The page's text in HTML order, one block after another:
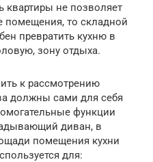
не позволяет
помещения, то складной
превратить кухню в
зону отдыха.
к рассмотрению
должны сами для себя
функции
диван, в
помещения кухни
для: